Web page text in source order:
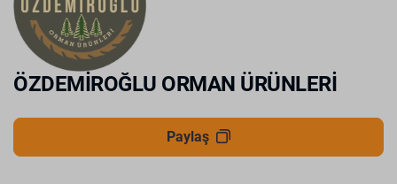
ÖZDEMİROĞLU ORMAN ÜRÜNLERİ
Paylaş